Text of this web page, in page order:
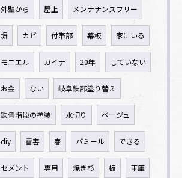
外壁から 屋上 メンテナンスフリー
塀 カビ 付帯部 幕板 家にいる
モニエル ガイナ 20年 していない
お金 ない 岐阜鉄部塗り替え
鉄骨階段の塗装 水切り ベージュ
diy 雪害 春 パミール できる
セメント 専用 焼き杉 板 車庫